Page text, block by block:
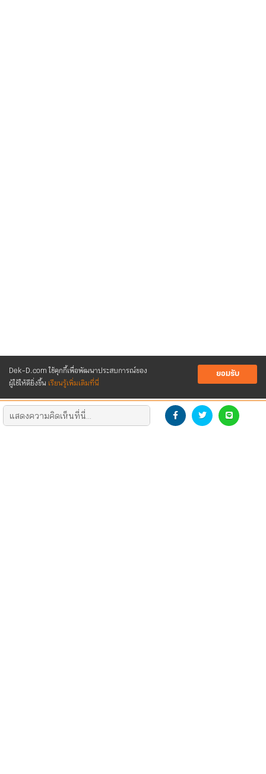
Dek-D.com ใช้คุกกี้เพื่อพัฒนาประสบการณ์ของ
ผู้ใช้ให้ดียิ่งขึ้น เรียนรู้เพิ่มเติมที่นี่
ยอมรับ